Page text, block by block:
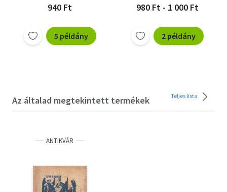
940 Ft
5 példány
980 Ft - 1 000 Ft
2 példány
Az általad megtekintett termékek Teljes lista
ANTIKVÁR